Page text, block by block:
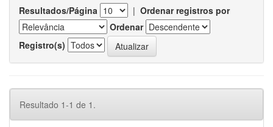
Resultados/Página | Ordenar registros por
Ordenar
Registro(s)
Resultado 1-1 de 1.